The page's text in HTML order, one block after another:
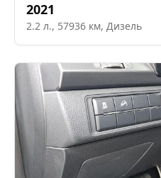
2021
2.2 л., 57936 км, Дизель